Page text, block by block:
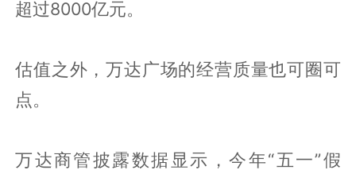
超过8000亿元。
估值之外，万达广场的经营质量也可圈可
点。
万达商管披露数据显示，今年“五一”假